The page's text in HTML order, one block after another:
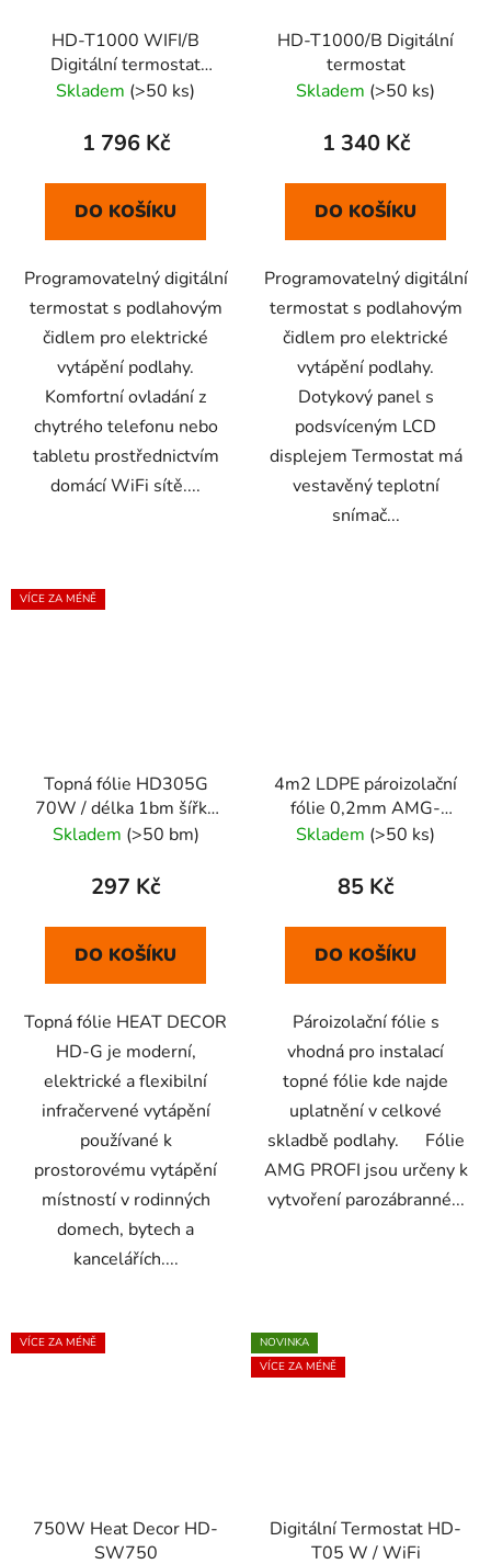
HD-T1000 WIFI/B
Digitální termostat
(černý)
Skladem (>50 ks)
1 796 Kč
DO KOŠÍKU
Programovatelný digitální
termostat s podlahovým
čidlem pro elektrické
vytápění podlahy.
Komfortní ovladání z
chytrého telefonu nebo
tabletu prostřednictvím
domácí WiFi sítě....
HD-T1000/B Digitální
termostat
Skladem (>50 ks)
1 340 Kč
DO KOŠÍKU
Programovatelný digitální
termostat s podlahovým
čidlem pro elektrické
vytápění podlahy.
Dotykový panel s
podsvíceným LCD
displejem Termostat má
vestavěný teplotní
snímač...
VÍCE ZA MÉNĚ
Topná fólie HD305G
70W / délka 1bm šířka
50cm
Skladem (>50 bm)
297 Kč
DO KOŠÍKU
Topná fólie HEAT DECOR
HD-G je moderní,
elektrické a flexibilní
infračervené vytápění
používané k
prostorovému vytápění
místností v rodinných
domech, bytech a
kancelářích....
4m2 LDPE pároizolační
fólie 0,2mm AMG-
PROFI
Skladem (>50 ks)
85 Kč
DO KOŠÍKU
Pároizolační fólie s
vhodná pro instalací
topné fólie kde najde
uplatnění v celkové
skladbě podlahy. Fólie
AMG PROFI jsou určeny k
vytvoření parozábranné...
VÍCE ZA MÉNĚ
750W Heat Decor HD-
SW750
NOVINKA
VÍCE ZA MÉNĚ
Digitální Termostat HD-
T05 W / WiFi